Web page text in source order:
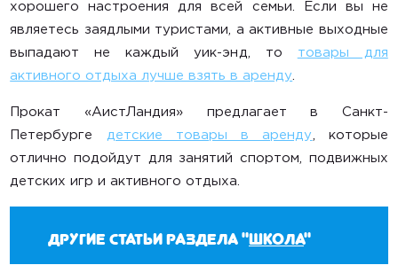
хорошего настроения для всей семьи. Если вы не
являетесь заядлыми туристами, а активные выходные
выпадают не каждый уик-энд, то товары для
активного отдыха лучше взять в аренду
Прокат «АистЛандия» предлагает в Санкт-
Петербурге
детские товары в аренду
, которые
отлично подойдут для занятий спортом, подвижных
детских игр и активного отдыха.
Другие статьи раздела "Школа"